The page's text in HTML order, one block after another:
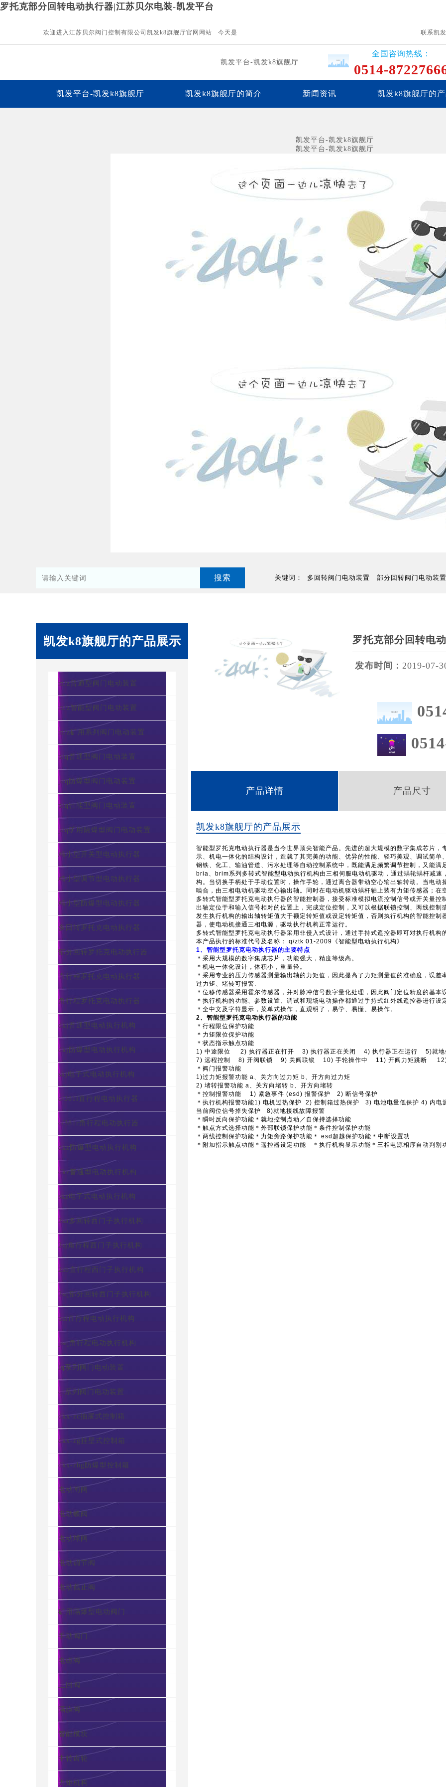
罗托克部分回转电动执行器|江苏贝尔电装-凯发平台
欢迎进入江苏贝尔阀门控制有限公司凯发k8旗舰厅官网网站 今天是 联系
凯发平台-凯发k8旗舰厅
全国咨询热线：
0514-
凯发平台-凯发k8旗舰厅 凯发k8旗舰厅的简介 新闻资讯 凯发k8旗舰厅的
凯发平台-凯发k8旗舰厅
凯发平台-凯发k8旗舰厅
关键词： 多回转阀门电动装置 部分回转阀门电动装置
凯发k8旗舰厅的产品展示
m/z普通型阀门电动装置
m/z智能型阀门电动装置
m/z矿用系列阀门电动装置
p/q普通型阀门电动装置
p/q防爆型阀门电动装置
p/q智能型阀门电动装置
p/q矿用隔爆型阀门电动装置
精小型开关型电动执行器
精小型调节型电动执行器
精小型防爆型电动执行器
多回转罗托克电动执行器
部分回转罗托克电动执行器
直行程罗托克电动执行器
角行程罗托克电动执行器
dkj普通型电动执行机构
dkj防爆型电动执行机构
skj电子式电动执行机构
c/381l直行程电动执行器
c/381r角行程电动执行器
dkz防爆型电动执行机构
dkz普通型电动执行机构
skz电子式电动执行机构
2sa多回转西门子执行机构
2sj角行程西门子执行机构
2sb直行程西门子执行机构
2sq部分回转西门子执行机构
psl直行程电动执行机构
psq角行程电动执行机构
lq系列阀门电动装置
qt系列阀门电动装置
dkx-zc抽屉式控制箱
dkx-zg挂壁式控制箱
dkx-zbg防爆型控制箱
电动闸阀
电动蝶阀
电动球阀
电动调节阀
电动截止阀
矿用隔爆型电动阀门
手动阀门
电磁阀
止回阀
隔膜阀
智能模块
中转齿轮
力矩机构
罗托克部分回转电
发布时间： 2019-07-
产品详情 产品尺寸
凯发k8旗舰厅的产品展示
智能型罗托克电动执行器是当今世界顶尖智能产品。先进的超大规模的数字集成芯片
示、机电一体化的结构设计，造就了其完美的功能、优异的性能、轻巧美观、调试简
钢铁、化工、输油管道、污水处理等自动控制系统中，既能满足频繁调节控制，又能
bria、brim系列多转式智能型电动执行机构由三相伺服电动机驱动，通过蜗轮蜗杆减
构。当切换手柄处于手动位置时，操作手轮，通过离合器带动空心输出轴转动。当电
啮合，由三相电动机驱动空心输出轴。同时在电动机驱动蜗杆轴上装有力矩传感器；
多转式智能型罗托克电动执行器的智能控制器，接受标准模拟电流控制信号或开关量
出轴定位于和输入信号相对的位置上，完成定位控制，又可以根据联锁控制、两线控
发生执行机构的输出轴转矩值大于额定转矩值或设定转矩值，否则执行机构的智能控
器，使电动机接通三相电源，驱动执行机构正常运行。
多转式智能型罗托克电动执行器采用非侵入式设计，通过手持式遥控器即可对执行机
本产品执行的标准代号及名称： q/ztk 01-2009《智能型电动执行机构》
1、智能型罗托克电动执行器的主要特点
＊采用大规模的数字集成芯片，功能强大，精度等级高。
＊机电一体化设计，体积小，重量轻。
＊采用专业的压力传感器测量输出轴的力矩值，因此提高了力矩测量值的准确度，误
过力矩、堵转可报警.
＊位移传感器采用霍尔传感器，并对脉冲信号数字量化处理，因此阀门定位精度的基
＊执行机构的功能、参数设置、调试和现场电动操作都通过手持式红外线遥控器进行
＊全中文及字符显示，菜单式操作，直观明了，易学、易懂、易操作。
2、智能型罗托克电动执行器的功能
＊行程限位保护功能
＊力矩限位保护功能
＊状态指示触点功能
1) 中途限位 2) 执行器正在打开 3) 执行器正在关闭 4) 执行器正在运行 5)
7) 远程控制 8) 开阀联锁 9) 关阀联锁 10) 手轮操作中 11) 开阀力矩跳断 12)
＊阀门报警功能
1)过力矩报警功能 a、关方向过力矩 b、开方向过力矩
2) 堵转报警功能 a、关方向堵转 b、开方向堵转
＊控制报警功能 1) 紧急事件 (esd) 报警保护 2) 断信号保护
＊执行机构报警功能1) 电机过热保护 2) 控制箱过热保护 3) 电池电量低保护 4) 内
当前阀位信号掉失保护 8)就地接线故障报警
＊瞬时反向保护功能＊就地控制点动／自保持选择功能
＊触点方式选择功能＊外部联锁保护功能＊条件控制保护功能
＊两线控制保护功能＊力矩旁路保护功能＊ esd超越保护功能＊中断设置功
＊附加指示触点功能＊遥控器设定功能 ＊执行机构显示功能＊三相电源相序自动判别